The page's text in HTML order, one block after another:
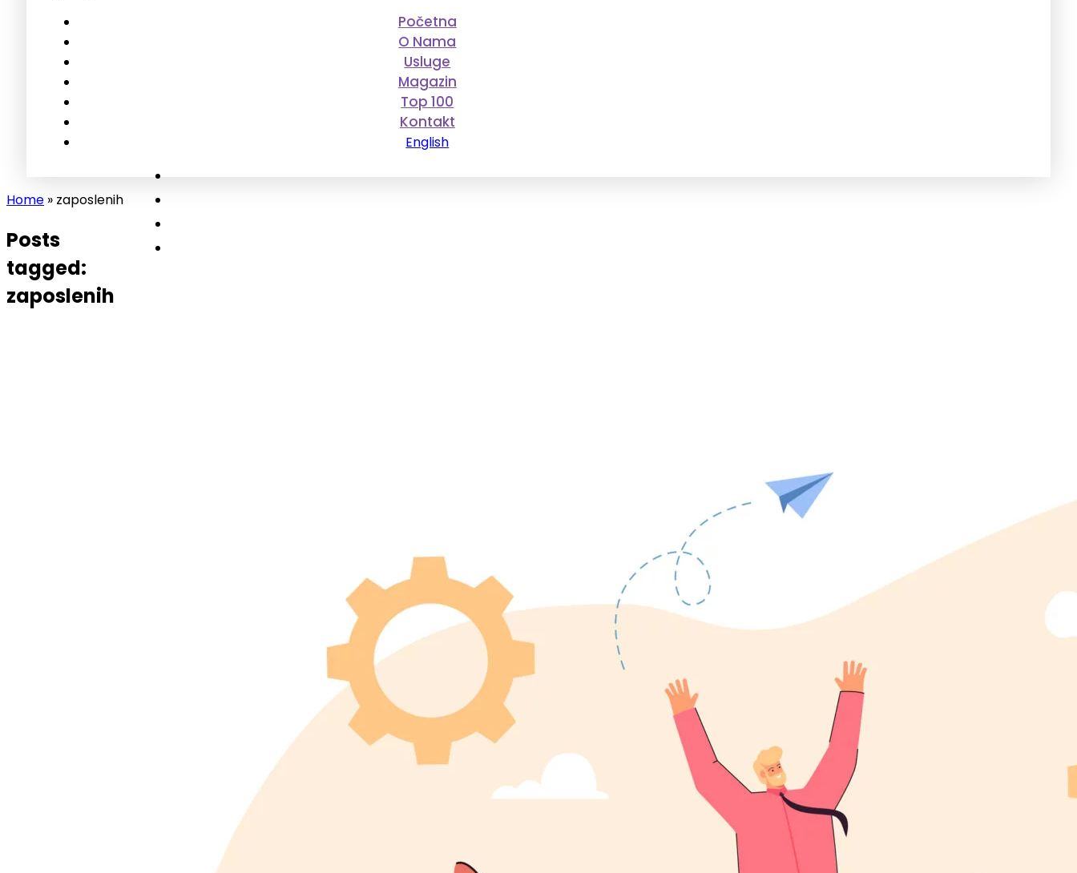
Početna
O Nama
Usluge
Magazin
Top 100
Kontakt
English
Home » zaposlenih
Posts
tagged:
zaposlenih